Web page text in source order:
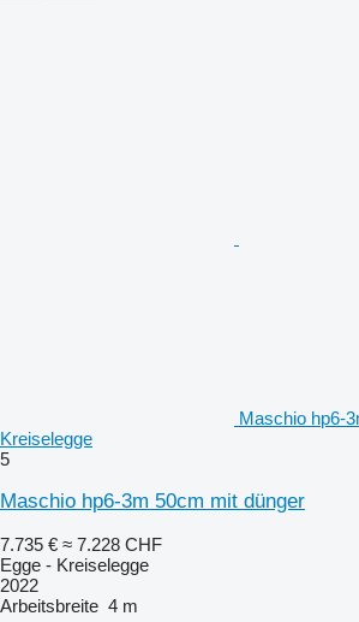
Maschio hp6-
Kreiselegge
5
Maschio hp6-3m 50cm mit dünger
7.735 € ≈ 7.228 CHF
Egge - Kreiselegge
2022
Arbeitsbreite 4 m